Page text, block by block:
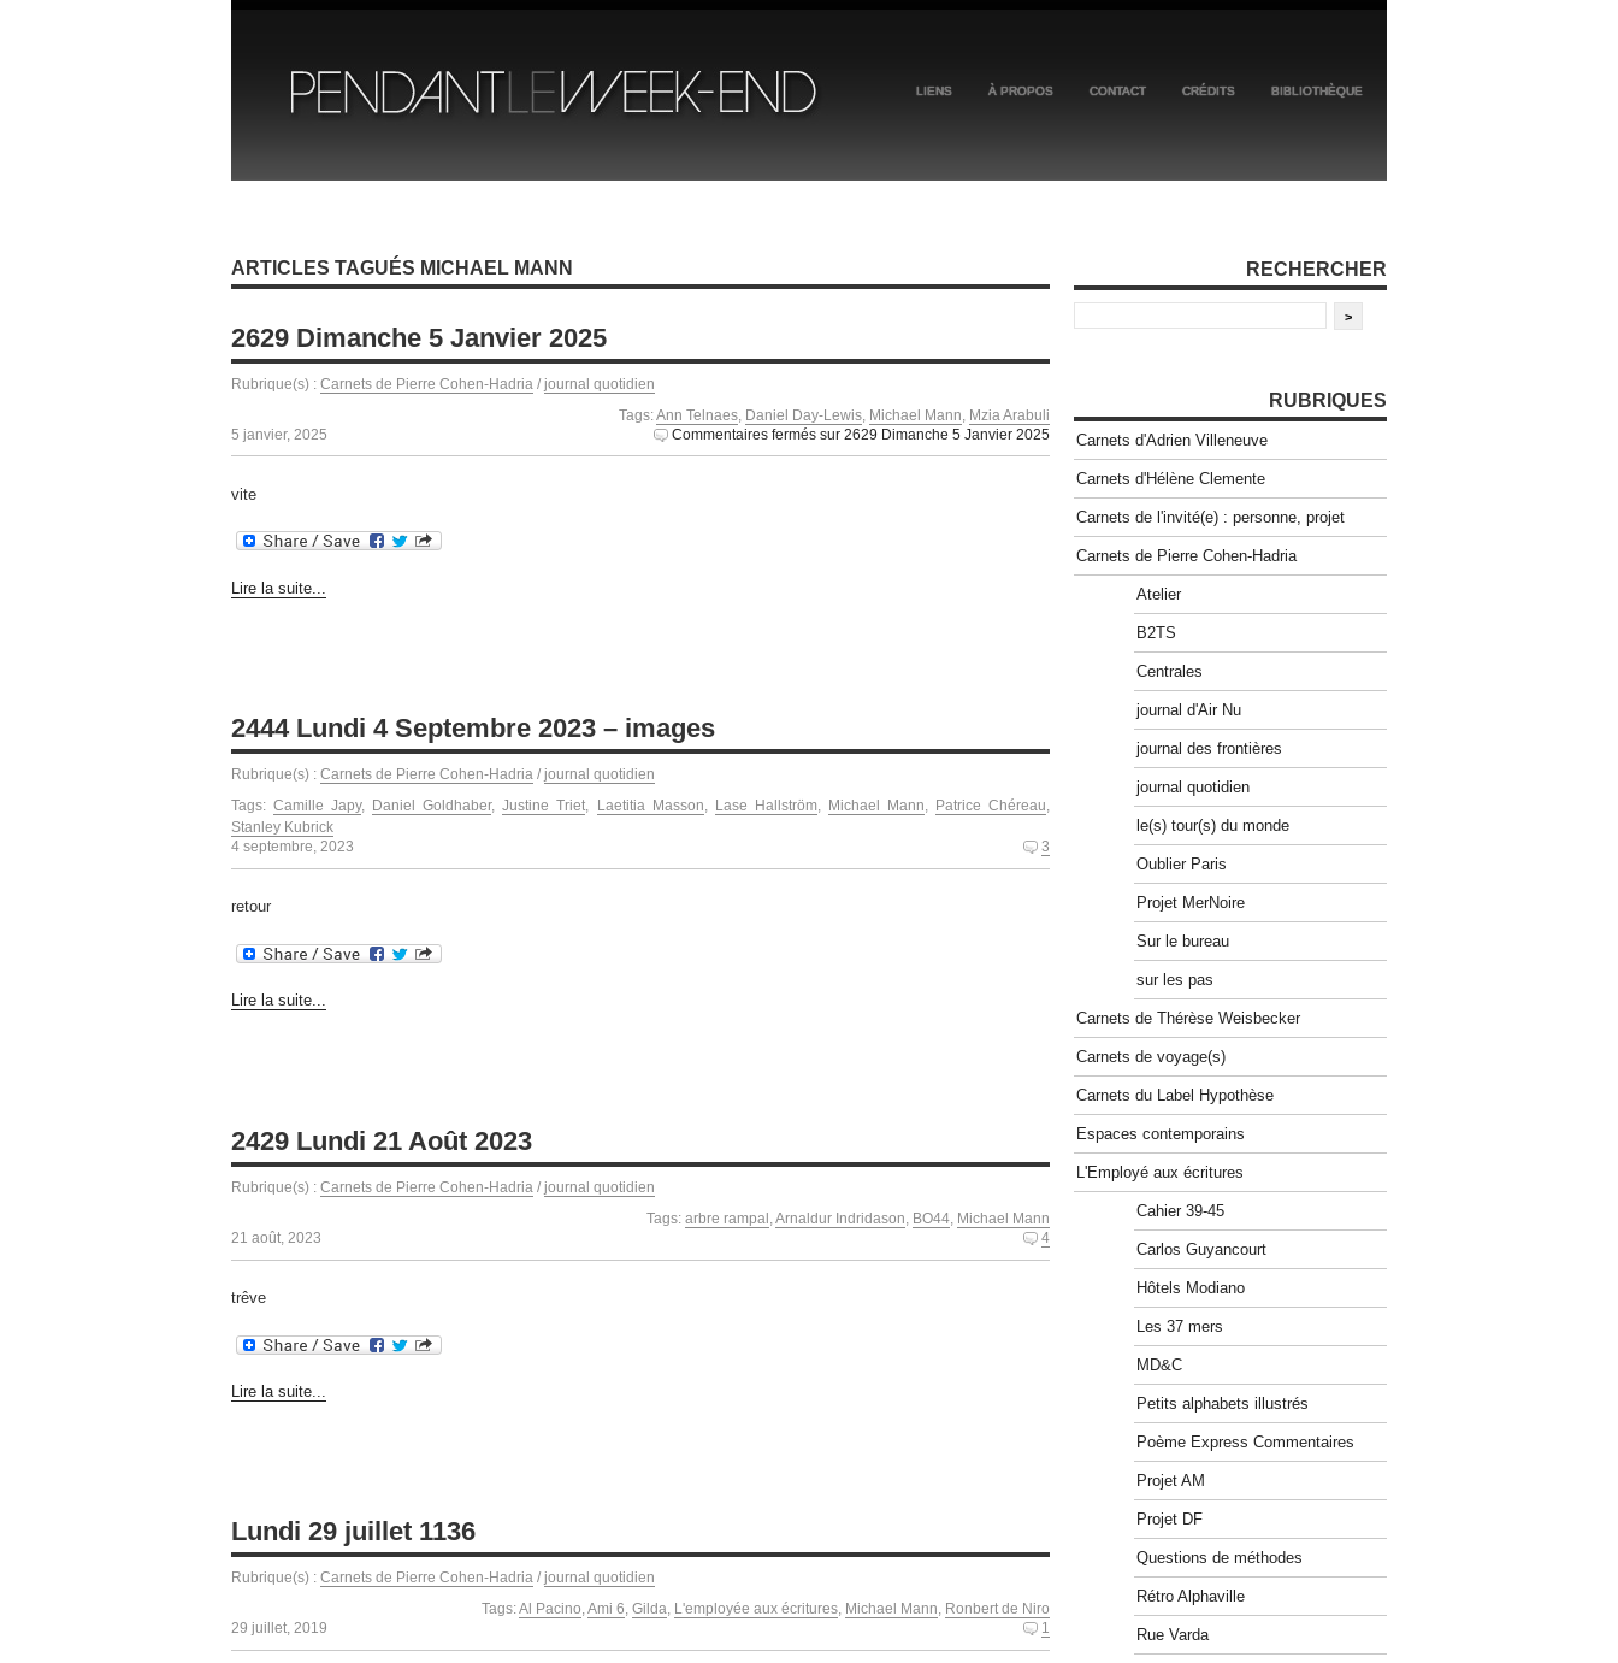
LIENS À PROPOS CONTACT CRÉDITS BIBLIOTHÈQUE
ARTICLES TAGUÉS MICHAEL MANN
2629 Dimanche 5 Janvier 2025
Rubrique(s) : Carnets de Pierre Cohen-Hadria / journal quotidien
Tags:Ann Telnaes, Daniel Day-Lewis, Michael Mann, Mzia Arabuli
5 janvier, 2025
Commentaires fermés sur 2629 Dimanche 5 Janvier 2025
vite
Lire la suite...
2444 Lundi 4 Septembre 2023 – images
Rubrique(s) : Carnets de Pierre Cohen-Hadria / journal quotidien
Tags:Camille Japy, Daniel Goldhaber,Justine Triet Laetitia Masson Lase Hallström, Michael Mann Patrice Chéreau
Stanley Kubrick
4 septembre, 2023
3
retour
Lire la suite...
2429 Lundi 21 Août 2023
Rubrique(s) : Carnets de Pierre Cohen-Hadria / journal quotidien
Tags: arbre rampal Arnaldur Indridason BO44 Michael Mann
21 août, 2023
4
trêve
Lire la suite...
Lundi 29 juillet 1136
Rubrique(s) : Carnets de Pierre Cohen-Hadria / journal quotidien
Tags:Al Pacino,Ami 6, Gilda, L'employée aux écritures, Michael Mann, Ronbert de Niro
29 juillet, 2019
1
RECHERCHER
RUBRIQUES
Carnets d'Adrien Villeneuve
Carnets d'Hélène Clemente
Carnets de l'invité(e) : personne, projet
Carnets de Pierre Cohen-Hadria
Atelier
B2TS
Centrales
journal d'Air Nu
journal des frontières
journal quotidien
le(s) tour(s) du monde
Oublier Paris
Projet MerNoire
Sur le bureau
sur les pas
Carnets de Thérèse Weisbecker
Carnets de voyage(s)
Carnets du Label Hypothèse
Espaces contemporains
L'Employé aux écritures
Cahier 39-45
Carlos Guyancourt
Hôtels Modiano
Les 37 mers
MD&C
Petits alphabets illustrés
Poème Express Commentaires
Projet AM
Projet DF
Questions de méthodes
Rétro Alphaville
Rue Varda